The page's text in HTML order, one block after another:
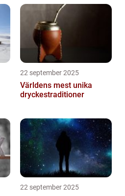
22 september 2025
Världens mest unika
dryckestraditioner
22 september 2025